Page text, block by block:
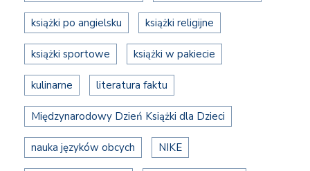
książki po angielsku książki religijne
książki sportowe książki w pakiecie
kulinarne literatura faktu
Międzynarodowy Dzień Książki dla Dzieci
nauka języków obcych NIKE